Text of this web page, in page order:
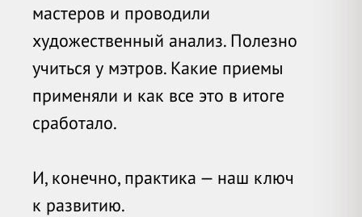
мастеров и проводили
художественный анализ. Полезно
учиться у мэтров. Какие приемы
применяли и как все это в итоге
сработало.
И, конечно, практика — наш ключ
к развитию.